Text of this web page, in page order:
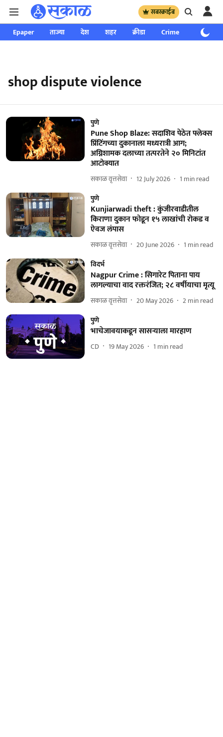
सबस्क्राईब
Epaper ताज्या देश शहर क्रीडा Crime साप्ताहिक
shop dispute violence
पुणे
Pune Shop Blaze: सदाशिव पेठेत फ्लेक्स
प्रिंटिंगच्या दुकानाला मध्यरात्री आग;
अग्निशामक दलाच्या तत्परतेने २० मिनिटांत
आटोक्यात
सकाळ वृत्तसेवा 12 July 2026 1 min read
पुणे
Kunjiarwadi theft : कुंजीरवाडीतील
किराणा दुकान फोडून १५ लाखांची रोकड व
ऐवज लंपास
सकाळ वृत्तसेवा 20 June 2026 1 min read
विदर्भ
Nagpur Crime : सिगारेट पिताना पाय
लागल्याचा वाद रक्तरंजित; २८ वर्षीयाचा मृत्यू
सकाळ वृत्तसेवा 20 May 2026 2min read
पुणे
भाचेजावयाकडून सासऱ्याला मारहाण
CD 19 May 2026 1 min read